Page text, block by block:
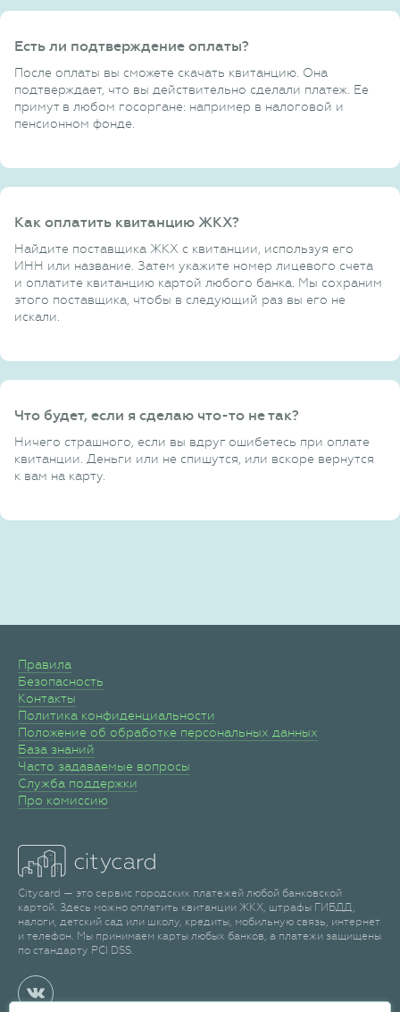
Есть ли подтверждение оплаты?
После оплаты вы сможете скачать квитанцию. Она
подтверждает, что вы действительно сделали платеж. Ее
примут в любом госоргане: например в налоговой и
пенсионном фонде.
Как оплатить квитанцию ЖКХ?
Найдите поставщика ЖКХ с квитанции, используя его
ИНН или название. Затем укажите номер лицевого счета
и оплатите квитанцию картой любого банка. Мы сохраним
этого поставщика, чтобы в следующий раз вы его не
искали.
Что будет, если я сделаю что-то не так?
Ничего страшного, если вы вдруг ошибетесь при оплате
квитанции. Деньги или не спишутся, или вскоре вернутся
к вам на карту.
Правила
Безопасность
Контакты
Политика конфиденциальности
Положение об обработке персональных данных
База знаний
Часто задаваемые вопросы
Служба поддержки
Про комиссию
Citycard — это сервис городских платежей любой банковской
картой. Здесь можно оплатить квитанции ЖКХ, штрафы ГИБДД,
налоги, детский сад или школу, кредиты, мобильную связь, интернет
и телефон. Мы принимаем карты любых банков, а платежи защищены
по стандарту PCI DSS.